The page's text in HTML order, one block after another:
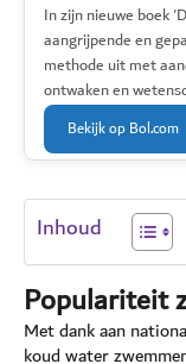
In zijn nieuwe boek
aangrijpende en
methode uit met
ontwaken en
Bekijk op Bol.com
Inhoud
Populariteit
Met dank aan
koud water